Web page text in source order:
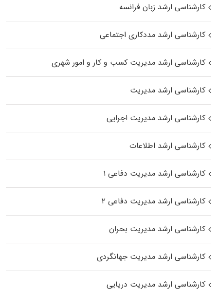
کارشناسی ارشد زبان فرانسه
کارشناسی ارشد مددکاری اجتماعی
کارشناسی ارشد مدیریت کسب و کار و امور شهری
کارشناسی ارشد مدیریت
کارشناسی ارشد مدیریت اجرایی
کارشناسی ارشد اطلاعات
کارشناسی ارشد مدیریت دفاعی ۱
کارشناسی ارشد مدیریت دفاعی ۲
کارشناسی ارشد مدیریت بحران
کارشناسی ارشد مدیریت جهانگردی
کارشناسی ارشد مدیریت دریایی